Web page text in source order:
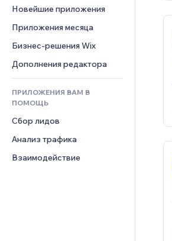
PDF
Обмен файлами
Новости
Баннеры и значки
Калькуляторы
Погода
Графики и таблицы
Чат
Комментарии
Телефон
Сообщество
Отзывы и комментарии
Управление отношениями с
клиентом (CRM)
Новейшие приложения
Приложения месяца
Бизнес-решения Wix
Дополнения редактора
ПРИЛОЖЕНИЯ ВАМ В
ПОМОЩЬ
Сбор лидов
Анализ трафика
Взаимодействие